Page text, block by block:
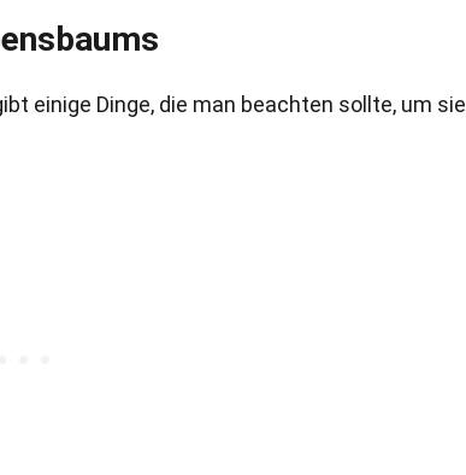
einige Dinge, die man beachten sollte, um sie